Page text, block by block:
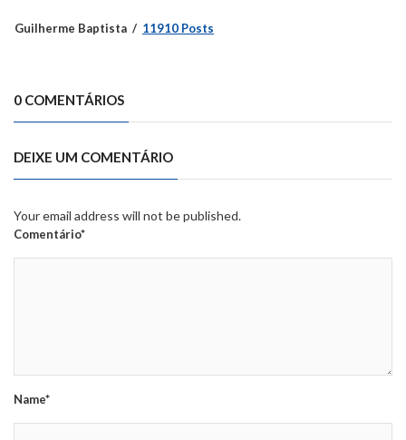
Guilherme Baptista 11910 Posts
0 COMENTÁRIOS
DEIXE UM COMENTÁRIO
Your email address will not be published.
Comentário*
Name*